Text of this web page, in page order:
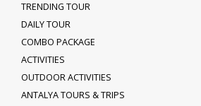
TRENDING TOUR
DAILY TOUR
COMBO PACKAGE
ACTIVITIES
OUTDOOR ACTIVITIES
ANTALYA TOURS & TRIPS